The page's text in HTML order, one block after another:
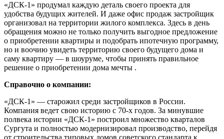
«ДСК-1» продумал каждую деталь своего проекта для
удобства будущих жителей. И даже офис продаж застройщик
организовал на территории жилого комплекса. Здесь в день
обращения можно не только получить выгодное предложение
о приобретении квартиры и подобрать ипотечную программу,
но и воочию увидеть территорию своего будущего дома и
саму квартиру — в шоуруме, чтобы принять правильное
решение о приобретении дома мечты .
Справочно о компании:
«ДСК-1» — старожил среди застройщиков в России.
Компания ведет свою историю с 70-х годов. За минувшие
полвека истории «ДСК-1» построил множество кварталов
Сургута и полностью модернизировал производство, перейдя
от строительства типовых домов советского стандарта к